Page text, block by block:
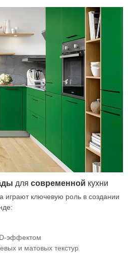
для современной кухни
играют ключевую роль в создании
эффектом
и матовых текстур